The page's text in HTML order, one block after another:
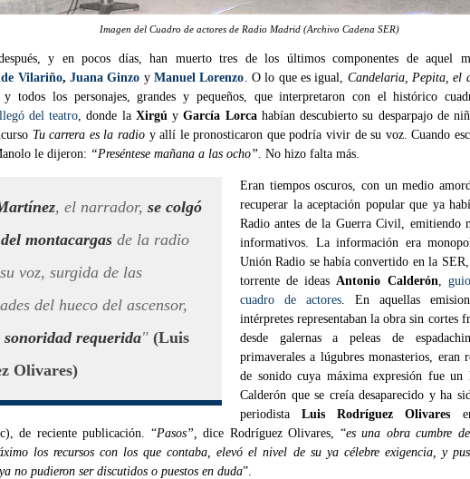
Imagen del Cuadro de actores de Radio Madrid (Archivo Cadena SER)
y en pocos días, han muerto tres de los últimos componentes de aquel
Vilariño,Juana Ginzo yManuel Lorenzo . O lo que es igual, Candelaria, Pepita, el
y todos los personajes, grandes y pequeños, que interpretaron con el histórico
del teatro , donde la Xirgú yGarcía Lorcahabían descubierto su desparpajo de
Tu carrera es la radio y allí le pronosticaron que podría vivir de su voz. Cuando
le dijeron: “Preséntese mañana a las ocho”. No hizo falta más.
, el narrador, se colgó
montacargas de la radio
voz, surgida de las
del hueco del ascensor,
sonoridad requerida" (Luis
Olivares)
Eran tiempos oscuros, con un medio
recuperar la aceptación popular que ya
Radio antes de la Guerra Civil, emitiendo
informativos. La información era
Unión Radio se había convertido en la
torrente de ideas Antonio Calderón
cuadro de actores . En aquellas
intérpretes representaban la obra sin cortes
desde galernas a peleas de
primaverales a lúgubres monasterios, eran
de sonido cuya máxima expresión fue un
Calderón que se creía desaparecido y ha
periodistaLuis Rodríguez Olivares
de reciente publicación. “Pasos”, dice Rodríguez Olivares, “es una obra cumbre
los recursos con los que contaba, elevó el nivel de su ya célebre exigencia, y
no pudieron ser discutidos o puestos en duda”.